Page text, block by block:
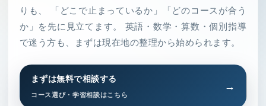
りも、 「どこで止まっているか」「どのコースが合う
か」を先に見立てます。 英語・数学・算数・個別指導
で迷う方も、まずは現在地の整理から始められます。
まずは無料で相談する
コース選び・学習相談はこちら